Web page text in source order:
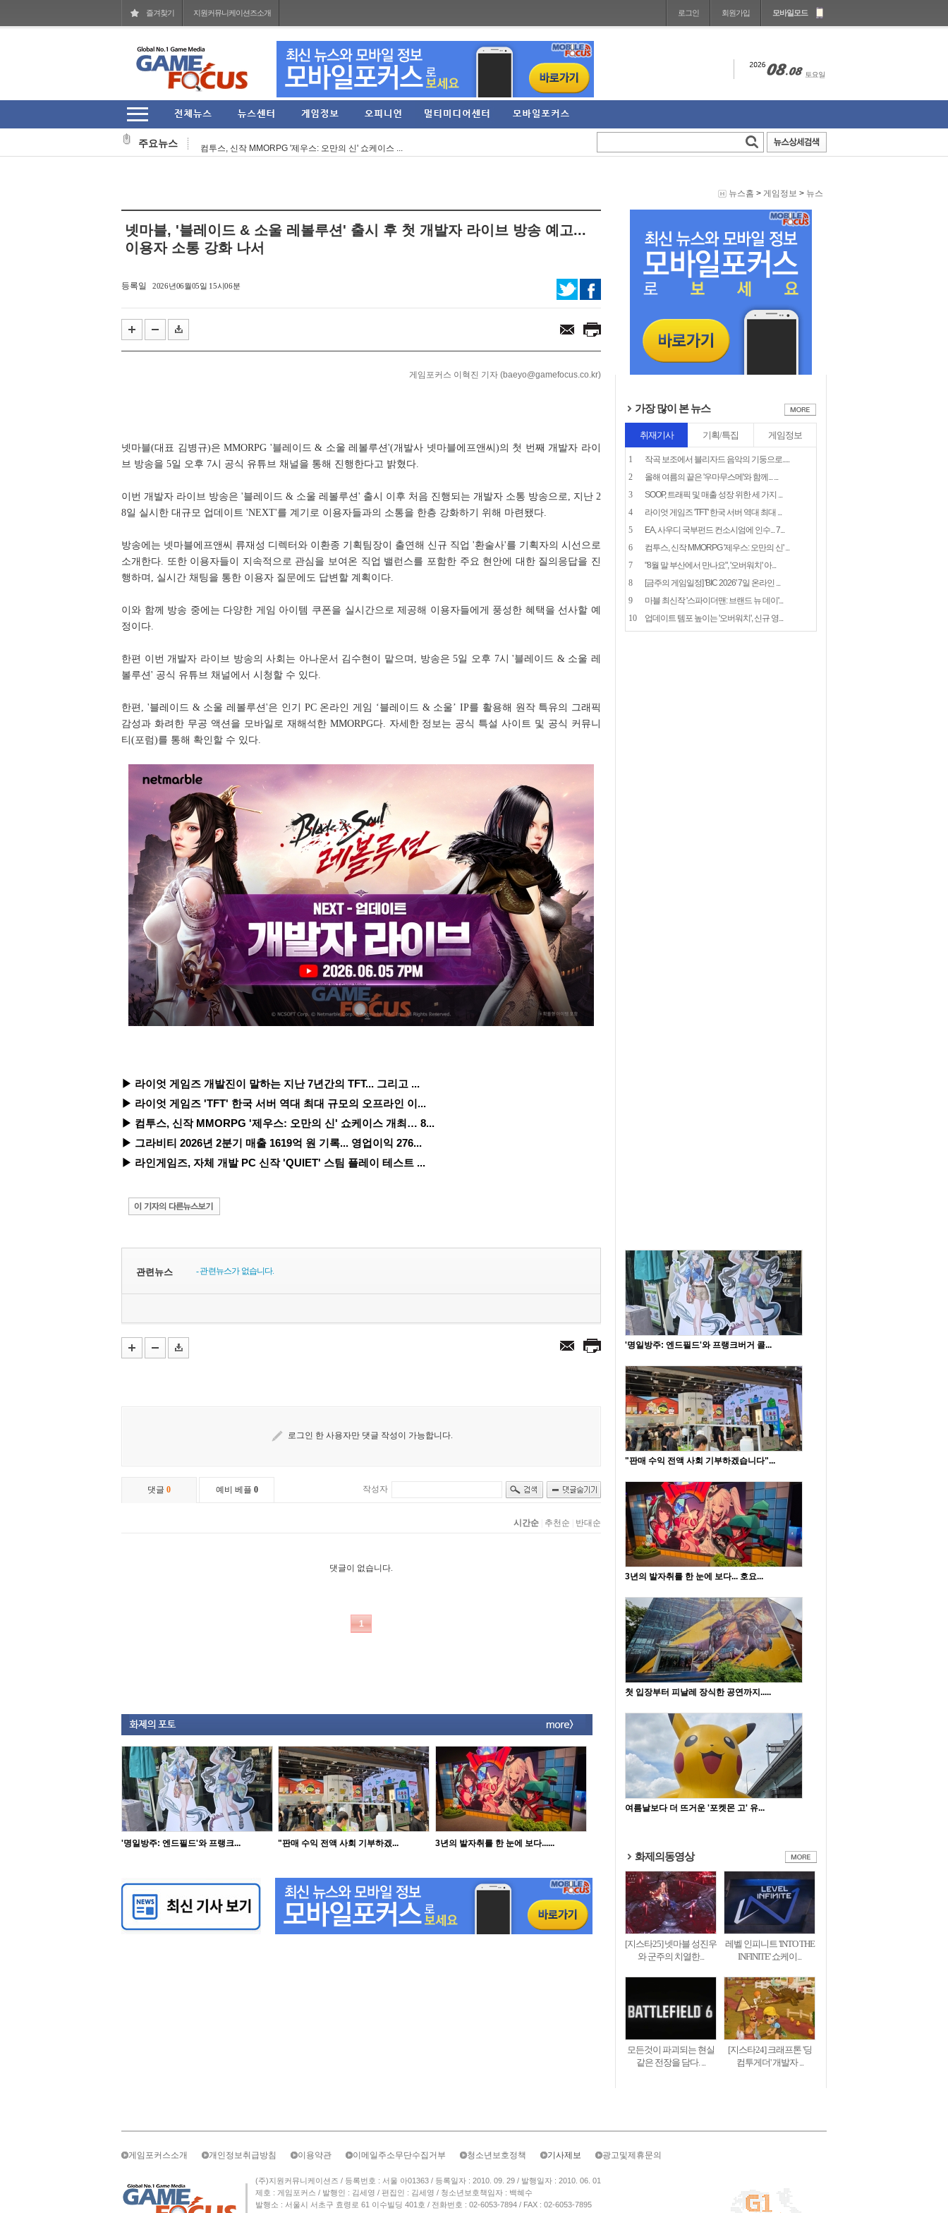
즐겨찾기 지원커뮤니케이션즈소개 로그인 회원가입 모바일모드
주요뉴스
라이엇 게임즈 개발진이 말하는 지난 7년간의 TFT... ...
라이엇 게임즈 'TFT' 한국 서버 역대 최대 규모의 오...
컴투스, 신작 MMORPG '제우스: 오만의 신' 쇼케이스 ...
헥토이노베이션 상반기 매출 2151억원, 영업이익 274...
CLEK, 서스펜스 탈옥 RPG 'Back to the Dawn' 체험판 ...
뉴스홈 > 게임정보 > 뉴스
넷마블, '블레이드 & 소울 레볼루션' 출시 후 첫 개발자 라이브 방송 예고...
이용자 소통 강화 나서
등록일 2026년06월05일 15시06분
게임포커스 이혁진 기자 (baeyo@gamefocus.co.kr)
넷마블(대표 김병규)은 MMORPG '블레이드 & 소울 레볼루션'(개발사 넷마블에프앤씨)의 첫 번째 개발자 라이
브 방송을 5일 오후 7시 공식 유튜브 채널을 통해 진행한다고 밝혔다.
이번 개발자 라이브 방송은 '블레이드 & 소울 레볼루션' 출시 이후 처음 진행되는 개발자 소통 방송으로, 지난 2
8일 실시한 대규모 업데이트 'NEXT'를 계기로 이용자들과의 소통을 한층 강화하기 위해 마련됐다.
방송에는 넷마블에프앤씨 류재성 디렉터와 이환종 기획팀장이 출연해 신규 직업 '환술사'를 기획자의 시선으로
소개한다. 또한 이용자들이 지속적으로 관심을 보여온 직업 밸런스를 포함한 주요 현안에 대한 질의응답을 진
행하며, 실시간 채팅을 통한 이용자 질문에도 답변할 계획이다.
이와 함께 방송 중에는 다양한 게임 아이템 쿠폰을 실시간으로 제공해 이용자들에게 풍성한 혜택을 선사할 예
정이다.
한편 이번 개발자 라이브 방송의 사회는 아나운서 김수현이 맡으며, 방송은 5일 오후 7시 '블레이드 & 소울 레
볼루션' 공식 유튜브 채널에서 시청할 수 있다.
한편, '블레이드 & 소울 레볼루션'은 인기 PC 온라인 게임 ‘블레이드 & 소울’ IP를 활용해 원작 특유의 그래픽
감성과 화려한 무공 액션을 모바일로 재해석한 MMORPG다. 자세한 정보는 공식 특설 사이트 및 공식 커뮤니
티(포럼)를 통해 확인할 수 있다.
▶ 라이엇 게임즈 개발진이 말하는 지난 7년간의 TFT... 그리고 ...
▶ 라이엇 게임즈 'TFT' 한국 서버 역대 최대 규모의 오프라인 이...
▶ 컴투스, 신작 MMORPG '제우스: 오만의 신' 쇼케이스 개최… 8...
▶ 그라비티 2026년 2분기 매출 1619억 원 기록... 영업이익 276...
▶ 라인게임즈, 자체 개발 PC 신작 'QUIET' 스팀 플레이 테스트 ...
관련뉴스 - 관련뉴스가 없습니다.
'명일방주: 엔드필드'와 프랭크... "판매 수익 전액 사회 기부하겠... 3년의 발자취를 한 눈에 보다......
가장 많이 본 뉴스
취재기사 기획/특집 게임정보
1
작곡 보조에서 블리자드 음악의 기둥으로.....
2
올해 여름의 끝은 '우마무스메'와 함께... ...
3
SOOP, 트래픽 및 매출 성장 위한 세 가지 ...
4
라이엇 게임즈 'TFT' 한국 서버 역대 최대 ...
5
EA, 사우디 국부펀드 컨소시엄에 인수... 7...
6
컴투스, 신작 MMORPG '제우스: 오만의 신' ...
7
"8월 말 부산에서 만나요", '오버워치' 아...
8
[금주의 게임일정] 'BIC 2026' 7일 온라인 ...
9
마블 최신작 '스파이더맨: 브랜드 뉴 데이'...
10
업데이트 템포 높이는 '오버워치', 신규 영...
'명일방주: 엔드필드'와 프랭크버거 콜...
"판매 수익 전액 사회 기부하겠습니다"...
3년의 발자취를 한 눈에 보다... 호요...
첫 입장부터 피날레 장식한 공연까지.....
여름날보다 더 뜨거운 '포켓몬 고' 유...
화제의동영상
[지스타25] 넷마블 성진우
와 군주의 치열한...
레벨 인피니트 'INTO THE
INFINITE' 쇼케이...
모든것이 파괴되는 현실
같은 전장을 담다. ...
[지스타24] 크래프톤 '딩
컴투게더' 개발자 ...
게임포커스소개 개인정보취급방침 이용약관 이메일주소무단수집거부 청소년보호정책 기사제보 광고및제휴문의
(주)지원커뮤니케이션즈 / 등록번호 : 서울 아01363 / 등록일자 : 2010. 09. 29 / 발행일자 : 2010. 06. 01
제호 : 게임포커스 / 발행인 : 김세영 / 편집인 : 김세영 / 청소년보호책임자 : 백혜수
발행소 : 서울시 서초구 효령로 61 이수빌딩 401호 / 전화번호 : 02-6053-7894 / FAX : 02-6053-7895